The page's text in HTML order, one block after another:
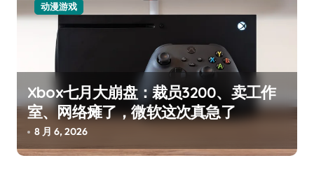
动漫游戏
Xbox七月大崩盘：裁员3200、卖工作
室、网络瘫了，微软这次真急了
8 月 6, 2026